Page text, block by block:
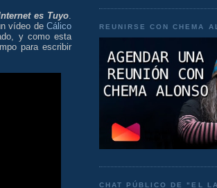
es Tuyo
vídeo de Cálico
y como esta
para escribir
REUNIRSE CON CHEMA
CHAT PÚBLICO DE "EL